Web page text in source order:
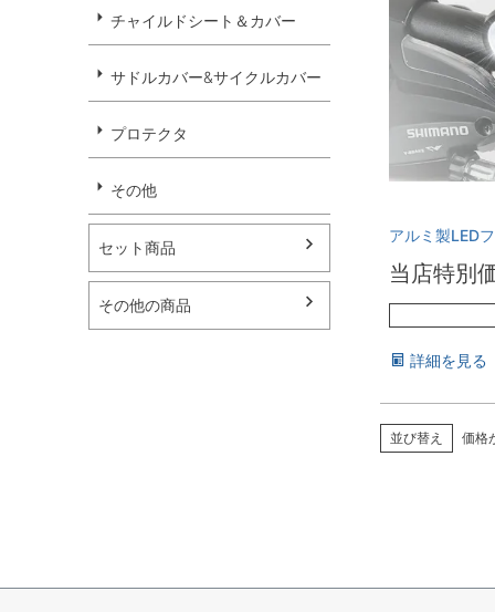
チャイルドシート＆カバー
サドルカバー&サイクルカバー
プロテクタ
その他
セット商品
その他の商品
アルミ製LED
当店特別
詳細を見る
並び替え 価格